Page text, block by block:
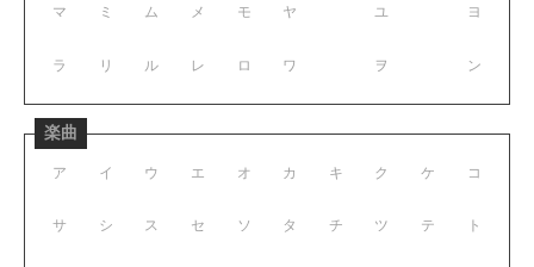
マ ミ ム メ モ
ラ リ ル レ ロ
ヤ ユ ヨ
ワ ヲ ン
楽曲
ア イ ウ エ オ
サ シ ス セ ソ
カ キ ク ケ コ
タ チ ツ テ ト